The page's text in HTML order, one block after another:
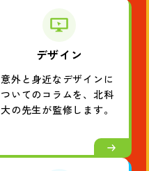
デザイン
意外と身近なデザインに
ついてのコラムを、北科
大の先生が監修します。